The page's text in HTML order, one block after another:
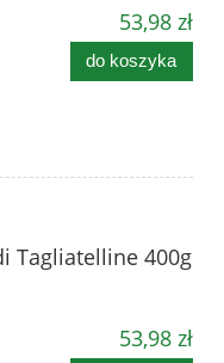
53,98 zł
do koszyka
Tagliatelline 400g
53,98 zł